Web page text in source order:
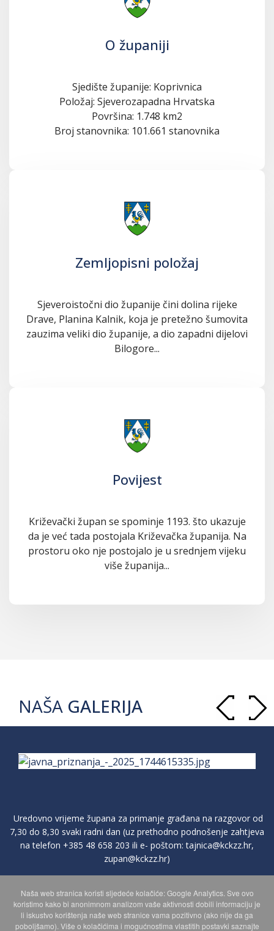
O županiji
Sjedište županije: Koprivnica
Položaj: Sjeverozapadna Hrvatska
Površina: 1.748 km2
Broj stanovnika: 101.661 stanovnika
Zemljopisni položaj
Sjeveroistočni dio županije čini dolina rijeke
Drave, Planina Kalnik, koja je pretežno šumovita
zauzima veliki dio županije, a dio zapadni dijelovi
Bilogore...
Povijest
Križevački župan se spominje 1193. što ukazuje
da je već tada postojala Križevačka županija. Na
prostoru oko nje postojalo je u srednjem vijeku
više županija...
NAŠA GALERIJA
Uredovno vrijeme župana za primanje građana na razgovor od
7,30 do 8,30 svaki radni dan (uz prethodno podnošenje zahtjeva
na telefon +385 48 658 203 ili e- poštom:tajnica@kckzz.hr,
zupan@kckzz.hr)
POLITIKA ZAŠTITE PRIVATNOSTI OSOBNIH PODATAKA
MAPA WEBA
Naša web stranica koristi sljedeće kolačiće: Google Analytics. Sve ovo
koristimo kako bi anonimnom analizom vaše aktivnosti dobili informaciju je
li iskustvo korištenja naše web stranice vama pozitivno (ako nije da ga
poboljšamo). Više o kolačićima i mogućnostima vlastitih postavki saznajte